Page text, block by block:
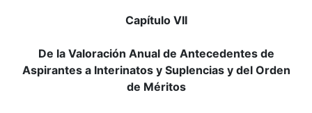
Capítulo VII
De la Valoración Anual de Antecedentes de
Aspirantes a Interinatos y Suplencias y del Orden
de Méritos